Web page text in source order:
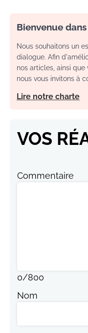
Bienvenue
Nous souhaitons un
dialogue. Afin
nos articles, ainsi
nous vous invitons à
Lire notre charte
VOS
Commentaire
0/800
Nom